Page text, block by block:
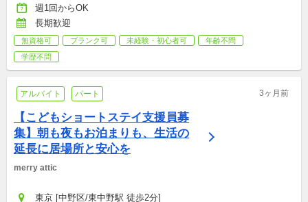
週1回からOK
長期歓迎
無資格可 ブランク可 未経験・初心者可
年齢不問
学歴不問
アルバイト パート 3ヶ月前
【こどもショートステイ支援員募
集】朝も夜もお泊まりも、生活の
延長に居場所と安心を
merry attic
東京 [中野区/東中野駅 徒歩2分]